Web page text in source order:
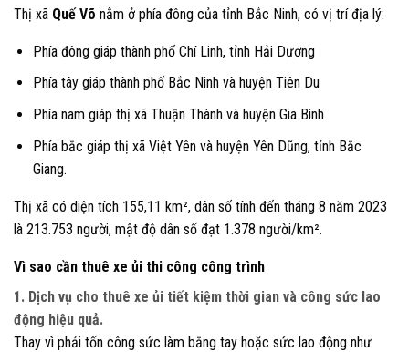
Thị xã Quế Võ nằm ở phía đông của tỉnh Bắc Ninh, có vị trí địa lý:
Phía đông giáp thành phố Chí Linh, tỉnh Hải Dương
Phía tây giáp thành phố Bắc Ninh và huyện Tiên Du
Phía nam giáp thị xã Thuận Thành và huyện Gia Bình
Phía bắc giáp thị xã Việt Yên và huyện Yên Dũng, tỉnh Bắc
Giang.
Thị xã có diện tích 155,11 km², dân số tính đến tháng 8 năm 2023
là 213.753 người, mật độ dân số đạt 1.378 người/km².
Vì sao cần thuê xe ủi thi công công trình
1. Dịch vụ cho thuê xe ủi tiết kiệm thời gian và công sức lao
động hiệu quả.
Thay vì phải tốn công sức làm bằng tay hoặc sức lao động như